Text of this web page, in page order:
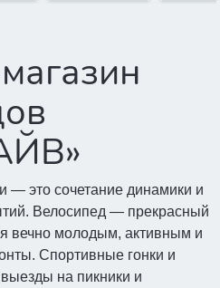
— это сочетание динамики и
Велосипед — прекрасный
вечно молодым, активным и
Спортивные гонки и
на пикники и